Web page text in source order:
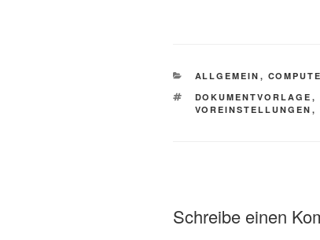
KATEGORIEN
ALLGEMEIN ,
SCHLAGWÖRTER
DOKUMENTVORLAGE ,
VOREINSTELLUNGEN ,
Schreibe einen